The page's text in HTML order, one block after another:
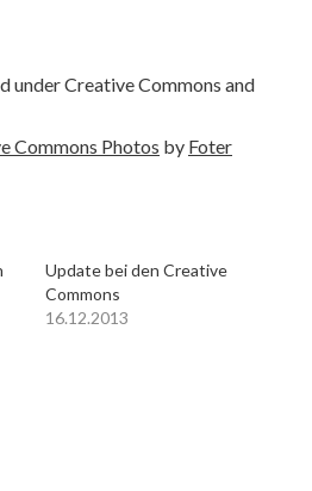
under Creative Commons and
Commons Photos by Foter
Update bei den Creative
Commons
16.12.2013